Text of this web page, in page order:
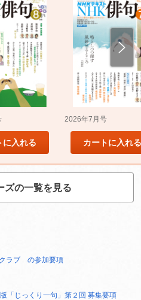
に入れる
2026年7月号
カートに入れる
ズの一覧を見る
ラブ の参加要項
「じっくり一句」第２回 募集要項